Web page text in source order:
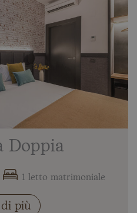
Doppia
1 letto matrimoniale
più